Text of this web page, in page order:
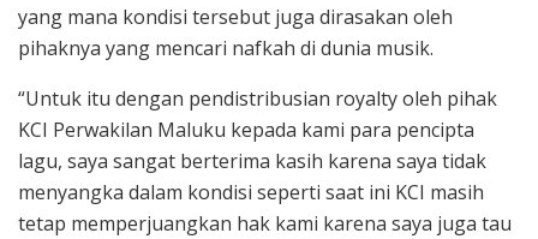
yang mana kondisi tersebut juga dirasakan oleh
pihaknya yang mencari nafkah di dunia musik.
“Untuk itu dengan pendistribusian royalty oleh pihak
KCI Perwakilan Maluku kepada kami para pencipta
lagu, saya sangat berterima kasih karena saya tidak
menyangka dalam kondisi seperti saat ini KCI masih
tetap memperjuangkan hak kami karena saya juga tau